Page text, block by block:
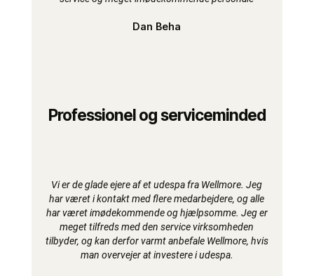
Dan Beha
Professionel og serviceminded
Vi er de glade ejere af et udespa fra Wellmore. Jeg
har været i kontakt med flere medarbejdere, og alle
har været imødekommende og hjælpsomme. Jeg er
meget tilfreds med den service virksomheden
tilbyder, og kan derfor varmt anbefale Wellmore, hvis
man overvejer at investere i udespa.